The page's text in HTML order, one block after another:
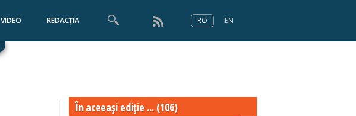
VIDEO REDACȚIA RO EN
În aceeaşi ediţie ... (106)